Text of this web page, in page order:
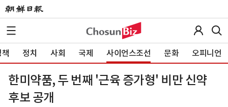
정치 사회 국제 사이언스조선 문화 오피니언
한미약품, 두 번째 '근육 증가형' 비만 신약
후보 공개